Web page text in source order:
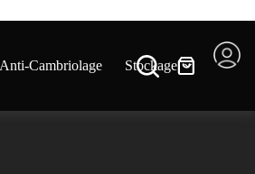
Cambriolage Stockage